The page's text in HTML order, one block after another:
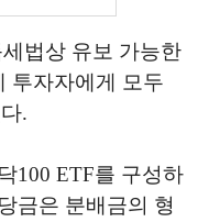
법상 유보 가능한
투자자에게 모두
.
100 ETF를 구성하
금은 분배금의 형